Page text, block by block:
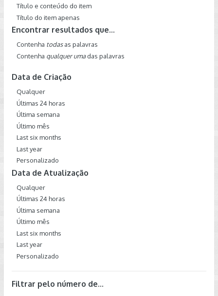
Título e conteúdo do item
Título do item apenas
Encontrar resultados que...
Contenha todasas palavras
Contenha qualquer umadas palavras
Data de Criação
Qualquer
Últimas 24 horas
Última semana
Último mês
Last six months
Last year
Personalizado
Data de Atualização
Qualquer
Últimas 24 horas
Última semana
Último mês
Last six months
Last year
Personalizado
Filtrar pelo número de...